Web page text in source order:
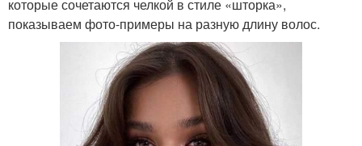
которые сочетаются челкой в стиле «шторка»,
показываем фото-примеры на разную длину волос.